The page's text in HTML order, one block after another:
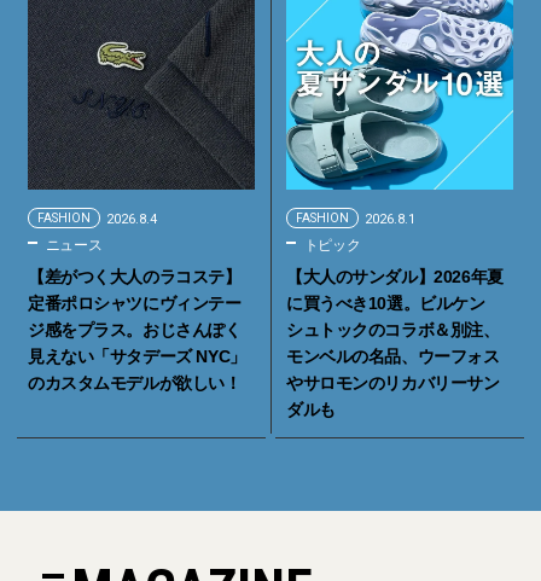
FASHION 2026.8.4
ニュース
【差がつく大人のラコステ】
定番ポロシャツにヴィンテー
ジ感をプラス。おじさんぽく
見えない「サタデーズ NYC」
のカスタムモデルが欲しい！
FASHION 2026.8.1
トピック
【大人のサンダル】2026年夏
に買うべき10選。ビルケン
シュトックのコラボ＆別注、
モンベルの名品、ウーフォス
やサロモンのリカバリーサン
ダルも